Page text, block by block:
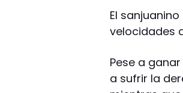
El
velocidades
Pese a
a sufrir la